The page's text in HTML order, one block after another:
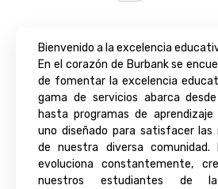
Bienvenido a la excelencia
En el corazón de Burbank se
de fomentar la excelencia
gama de servicios abarca
hasta programas de
uno diseñado para satisfacer las
de nuestra diversa
evoluciona constantemente,
nuestros estudiantes de